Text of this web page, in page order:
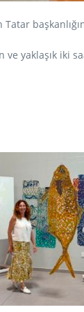
Tatar
ve yaklaşık